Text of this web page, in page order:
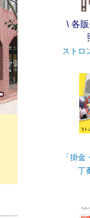
\ 各
ストロ
「掛
丁